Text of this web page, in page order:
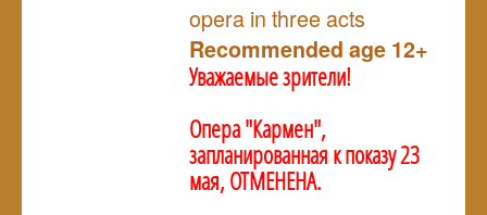
opera in three acts
Recommended age 12+
Уважаемые зрители!
Опера "Кармен",
запланированная к показу 23
мая, ОТМЕНЕНА.